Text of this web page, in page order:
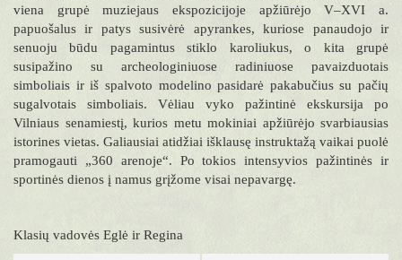
viena grupė muziejaus ekspozicijoje apžiūrėjo V–XVI a.
papuošalus ir patys susivėrė apyrankes, kuriose panaudojo ir
senuoju būdu pagamintus stiklo karoliukus, o kita grupė
susipažino su archeologiniuose radiniuose pavaizduotais
simboliais ir iš spalvoto modelino pasidarė pakabučius su pačių
sugalvotais simboliais. Vėliau vyko pažintinė ekskursija po
Vilniaus senamiestį, kurios metu mokiniai apžiūrėjo svarbiausias
istorines vietas. Galiausiai atidžiai išklausę instruktažą vaikai puolė
pramogauti „360 arenoje“. Po tokios intensyvios pažintinės ir
sportinės dienos į namus grįžome visai nepavargę.
Klasių vadovės Eglė ir Regina